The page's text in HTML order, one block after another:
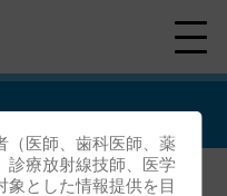
（医師、歯科医師、薬
診療放射線技師、医学
象とした情報提供を目